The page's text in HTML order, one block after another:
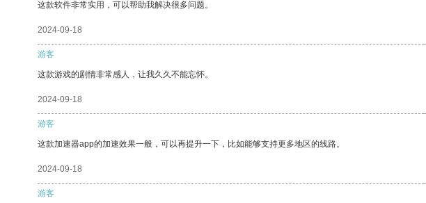
这款软件非常实用，可以帮助我解决很多问题。
2024-09-18
游客
这款游戏的剧情非常感人，让我久久不能忘怀。
2024-09-18
游客
这款加速器app的加速效果一般，可以再提升一下，比如能够支持更多地区的线路。
2024-09-18
游客